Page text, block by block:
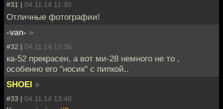
#31 | 04.11.14 11:30
Отличные фотографии!
-van- »
#32 | 04.11.14 13:35
ка-52 прекрасен, а вот ми-28 немного не то ,
особенно его "носик" с пипкой..
SHOEI »
#33 | 04.11.14 13:40